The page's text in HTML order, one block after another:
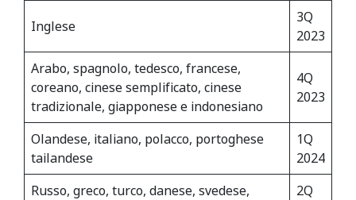
Inglese
3Q
2023
Arabo, spagnolo, tedesco, francese,
coreano, cinese semplificato, cinese
tradizionale, giapponese e indonesiano
4Q
2023
Olandese, italiano, polacco, portoghese
tailandese
1Q
2024
Russo, greco, turco, danese, svedese,
2Q